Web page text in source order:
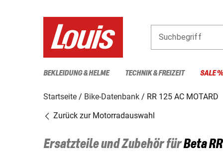
Suchbegriff
BEKLEIDUNG & HELME TECHNIK & FREIZEIT SALE %
Startseite Bike-Datenbank
RR 125 AC MOTARD
Zurück zur Motorradauswahl
Ersatzteile und Zubehör fürBeta